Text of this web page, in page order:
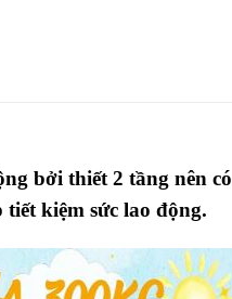
bởi thiết 2 tầng nên có
kiệm sức lao động.